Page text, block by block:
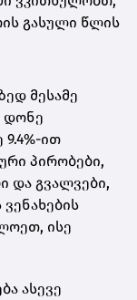
გასული წლის
მესამე
დონე
ით
პირობები,
და გვალვები,
ისე
ასევე